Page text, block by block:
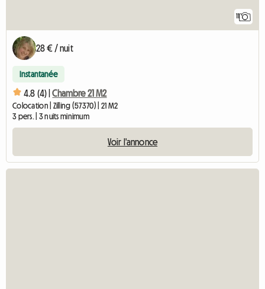
11
28 € / nuit
Instantanée
4.8 (4) | Chambre 21 M2
Colocation | Zilling (57370) | 21 M2
3 pers. | 3 nuits minimum
Voir l'annonce